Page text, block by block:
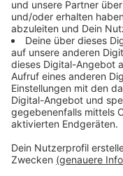
beantragt worden,
flexibler ist.
Während der
Abschnitt zeitweise
Verfügung.
Hintergrund: Der
Richtung Köln
Anschlussstelle
Fahrspuren besser